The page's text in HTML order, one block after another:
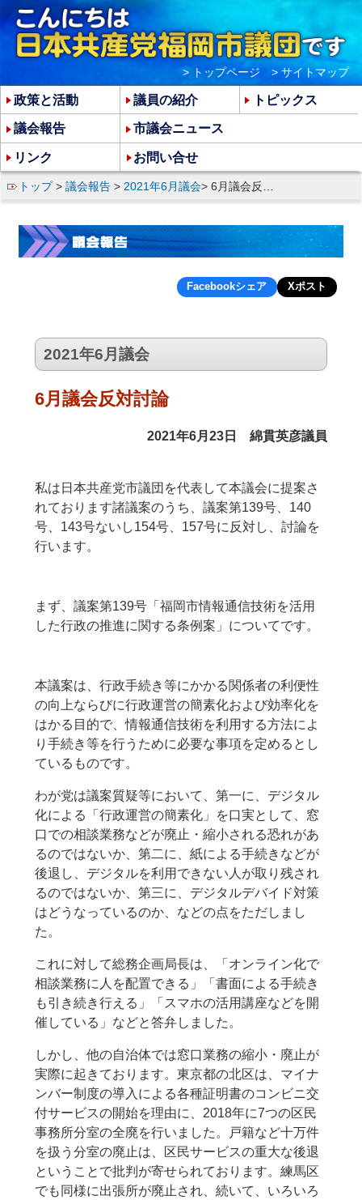
トップ> 議会報告 > 2021年6月議会> 6月議会反対討論
Facebookシェア Xポスト
2021年6月議会
6月議会反対討論
2021年6月23日 綿貫英彦議員
私は日本共産党市議団を代表して本議会に提案さ
れております諸議案のうち、議案第139号、140
号、143号ないし154号、157号に反対し、討論を
行います。
まず、議案第139号「福岡市情報通信技術を活用
した行政の推進に関する条例案」についてです。
本議案は、行政手続き等にかかる関係者の利便性
の向上ならびに行政運営の簡素化および効率化を
はかる目的で、情報通信技術を利用する方法によ
り手続き等を行うために必要な事項を定めるとし
ているものです。
わが党は議案質疑等において、第一に、デジタル
化による「行政運営の簡素化」を口実として、窓
口での相談業務などが廃止・縮小される恐れがあ
るのではないか、第二に、紙による手続きなどが
後退し、デジタルを利用できない人が取り残され
るのではないか、第三に、デジタルデバイド対策
はどうなっているのか、などの点をただしまし
た。
これに対して総務企画局長は、「オンライン化で
相談業務に人を配置できる」「書面による手続き
も引き続き行える」「スマホの活用講座などを開
催している」などと答弁しました。
しかし、他の自治体では窓口業務の縮小・廃止が
実際に起きております。東京都の北区は、マイナ
ンバー制度の導入による各種証明書のコンビニ交
付サービスの開始を理由に、2018年に7つの区民
事務所分室の全廃を行いました。戸籍など十万件
を扱う分室の廃止は、区民サービスの重大な後退
ということで批判が寄せられております。練馬区
でも同様に出張所が廃止され、続いて、いろいろ
政策と活動 議員の紹介 トピックス
議会報告 市議会ニュース
リンク お問い合せ
> トップページ > サイトマップ